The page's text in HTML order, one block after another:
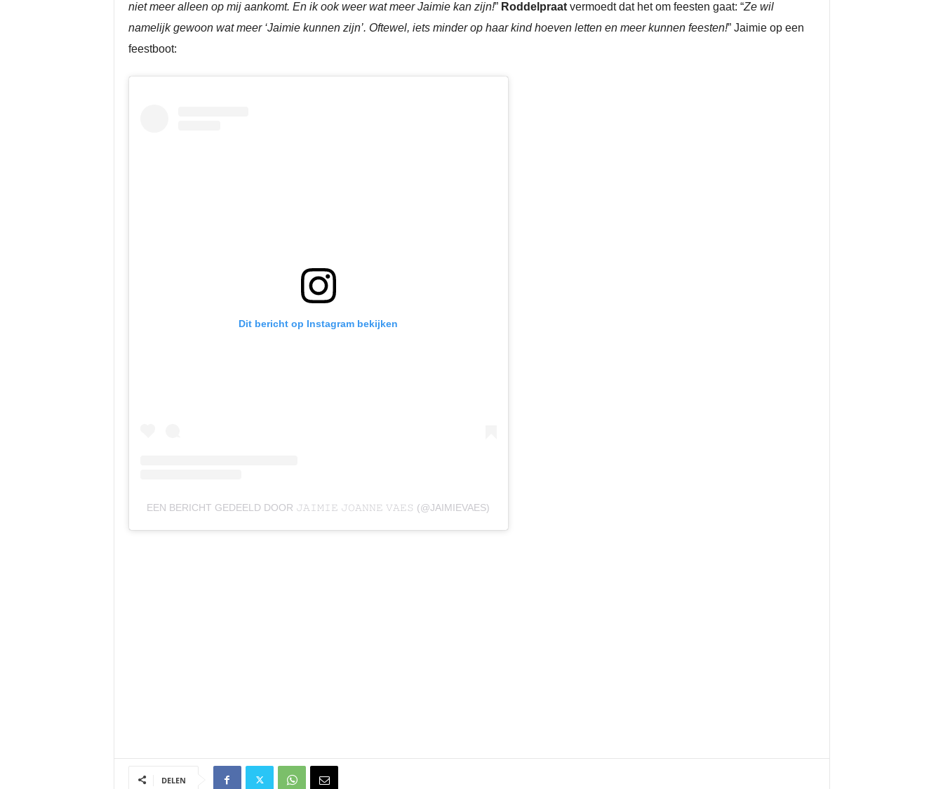
niet meer alleen op mij aankomt. En ik ook weer wat meer Jaimie kan zijn!” Roddelpraat vermoedt dat het om feesten gaat: “Ze wil
namelijk gewoon wat meer ‘Jaimie kunnen zijn’. Oftewel, iets minder op haar kind hoeven letten en meer kunnen feesten!” Jaimie op een
feestboot:
Dit bericht op Instagram bekijken
EEN BERICHT GEDEELD DOOR 𝙹𝙰𝙸𝙼𝙸𝙴 𝙹𝙾𝙰𝙽𝙽𝙴 𝚅𝙰𝙴𝚂 (@JAIMIEVAES)
DELEN